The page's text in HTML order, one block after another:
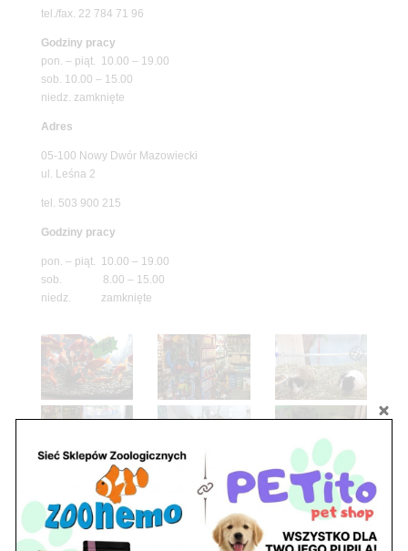
tel./fax. 22 784 71 96
Godziny pracy
pon. – piąt. 10.00 – 19.00
sob. 10.00 – 15.00
niedz. zamknięte
Adres
05-100 Nowy Dwór Mazowiecki
ul. Leśna 2
tel. 503 900 215
Godziny pracy
pon. – piąt. 10.00 – 19.00
sob. 8.00 – 15.00
niedz. zamknięte